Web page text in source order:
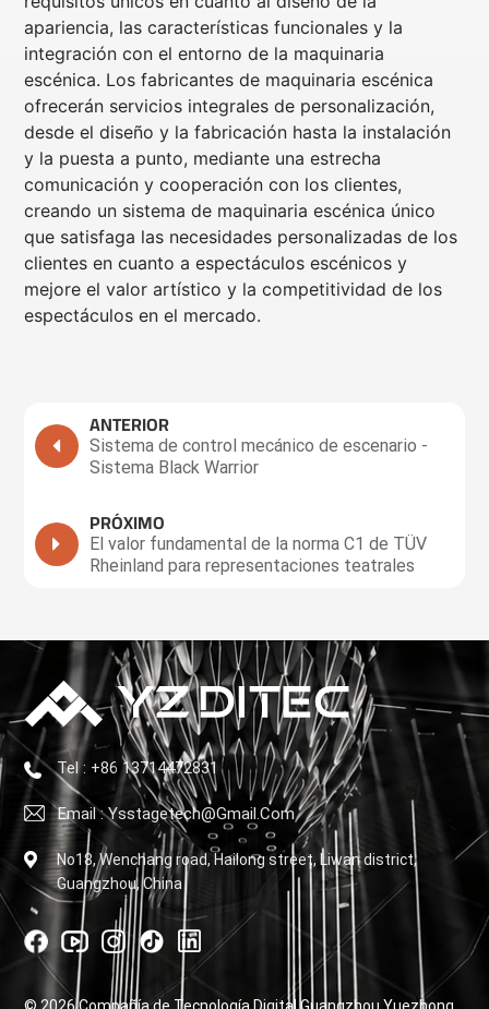
apariencia, las características funcionales y la
integración con el entorno de la maquinaria
escénica. Los fabricantes de maquinaria escénica
ofrecerán servicios integrales de personalización,
desde el diseño y la fabricación hasta la instalación
y la puesta a punto, mediante una estrecha
comunicación y cooperación con los clientes,
creando un sistema de maquinaria escénica único
que satisfaga las necesidades personalizadas de los
clientes en cuanto a espectáculos escénicos y
mejore el valor artístico y la competitividad de los
espectáculos en el mercado.
ANTERIOR
Sistema de control mecánico de escenario -
Sistema Black Warrior
PRÓXIMO
El valor fundamental de la norma C1 de TÜV
Rheinland para representaciones teatrales
Tel : +86 13714472831
Email : Ysstagetech@gmail.com
No18, Wenchang road, Hailong street, Liwan district,
Guangzhou, China
© 2026 Compañía de Tecnología Digital Guangzhou Yuezhong,